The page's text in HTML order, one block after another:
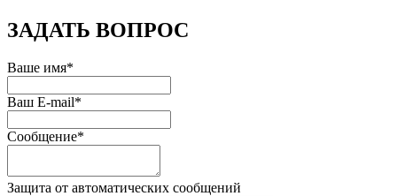
ЗАДАТЬ ВОПРОС
Ваше имя*
Ваш E-mail*
Сообщение*
Защита от автоматических сообщений